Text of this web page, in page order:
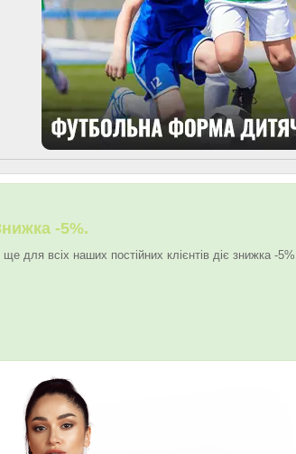
-5%.
для всіх наших постійних клієнтів діє знижка -